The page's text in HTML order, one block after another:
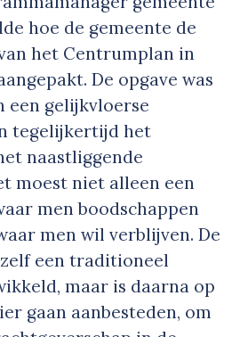
hoe de gemeente de
het Centrumplan in
De opgave was
een gelijkvloerse
tegelijkertijd het
naastliggende
moest niet alleen een
men boodschappen
men wil verblijven. De
een traditioneel
maar is daarna op
gaan aanbesteden, om